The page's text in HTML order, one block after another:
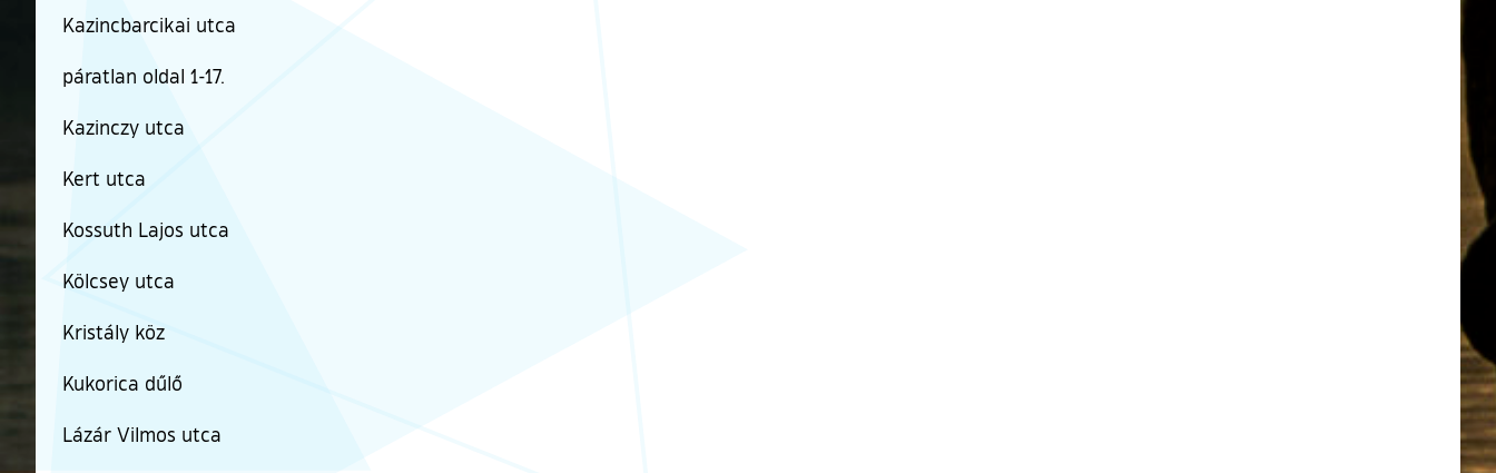
Kazincbarcikai utca
páratlan oldal 1-17.
Kazinczy utca
Kert utca
Kossuth Lajos utca
Kölcsey utca
Kristály köz
Kukorica dűlő
Lázár Vilmos utca